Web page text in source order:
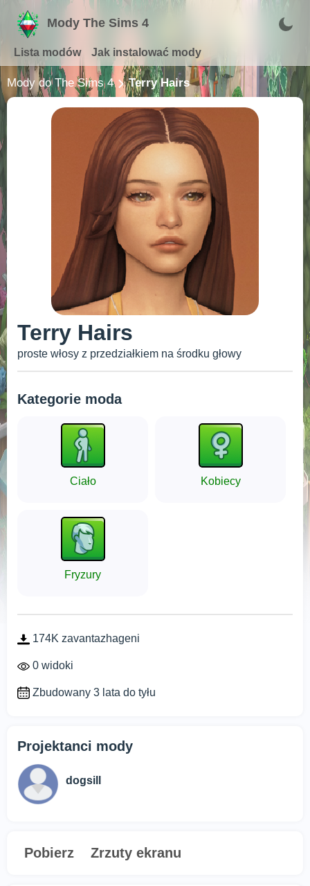
Mody The Sims 4
Lista modów Jak instalować mody
Mody do The Sims 4 Terry Hairs
Terry Hairs
proste włosy z przedziałkiem na środku głowy
Kategorie moda
Ciało Kobiecy
Fryzury
174K zavantazhageni
0 widoki
Zbudowany 3 lata do tyłu
Projektanci mody
dogsill
Pobierz Zrzuty ekranu